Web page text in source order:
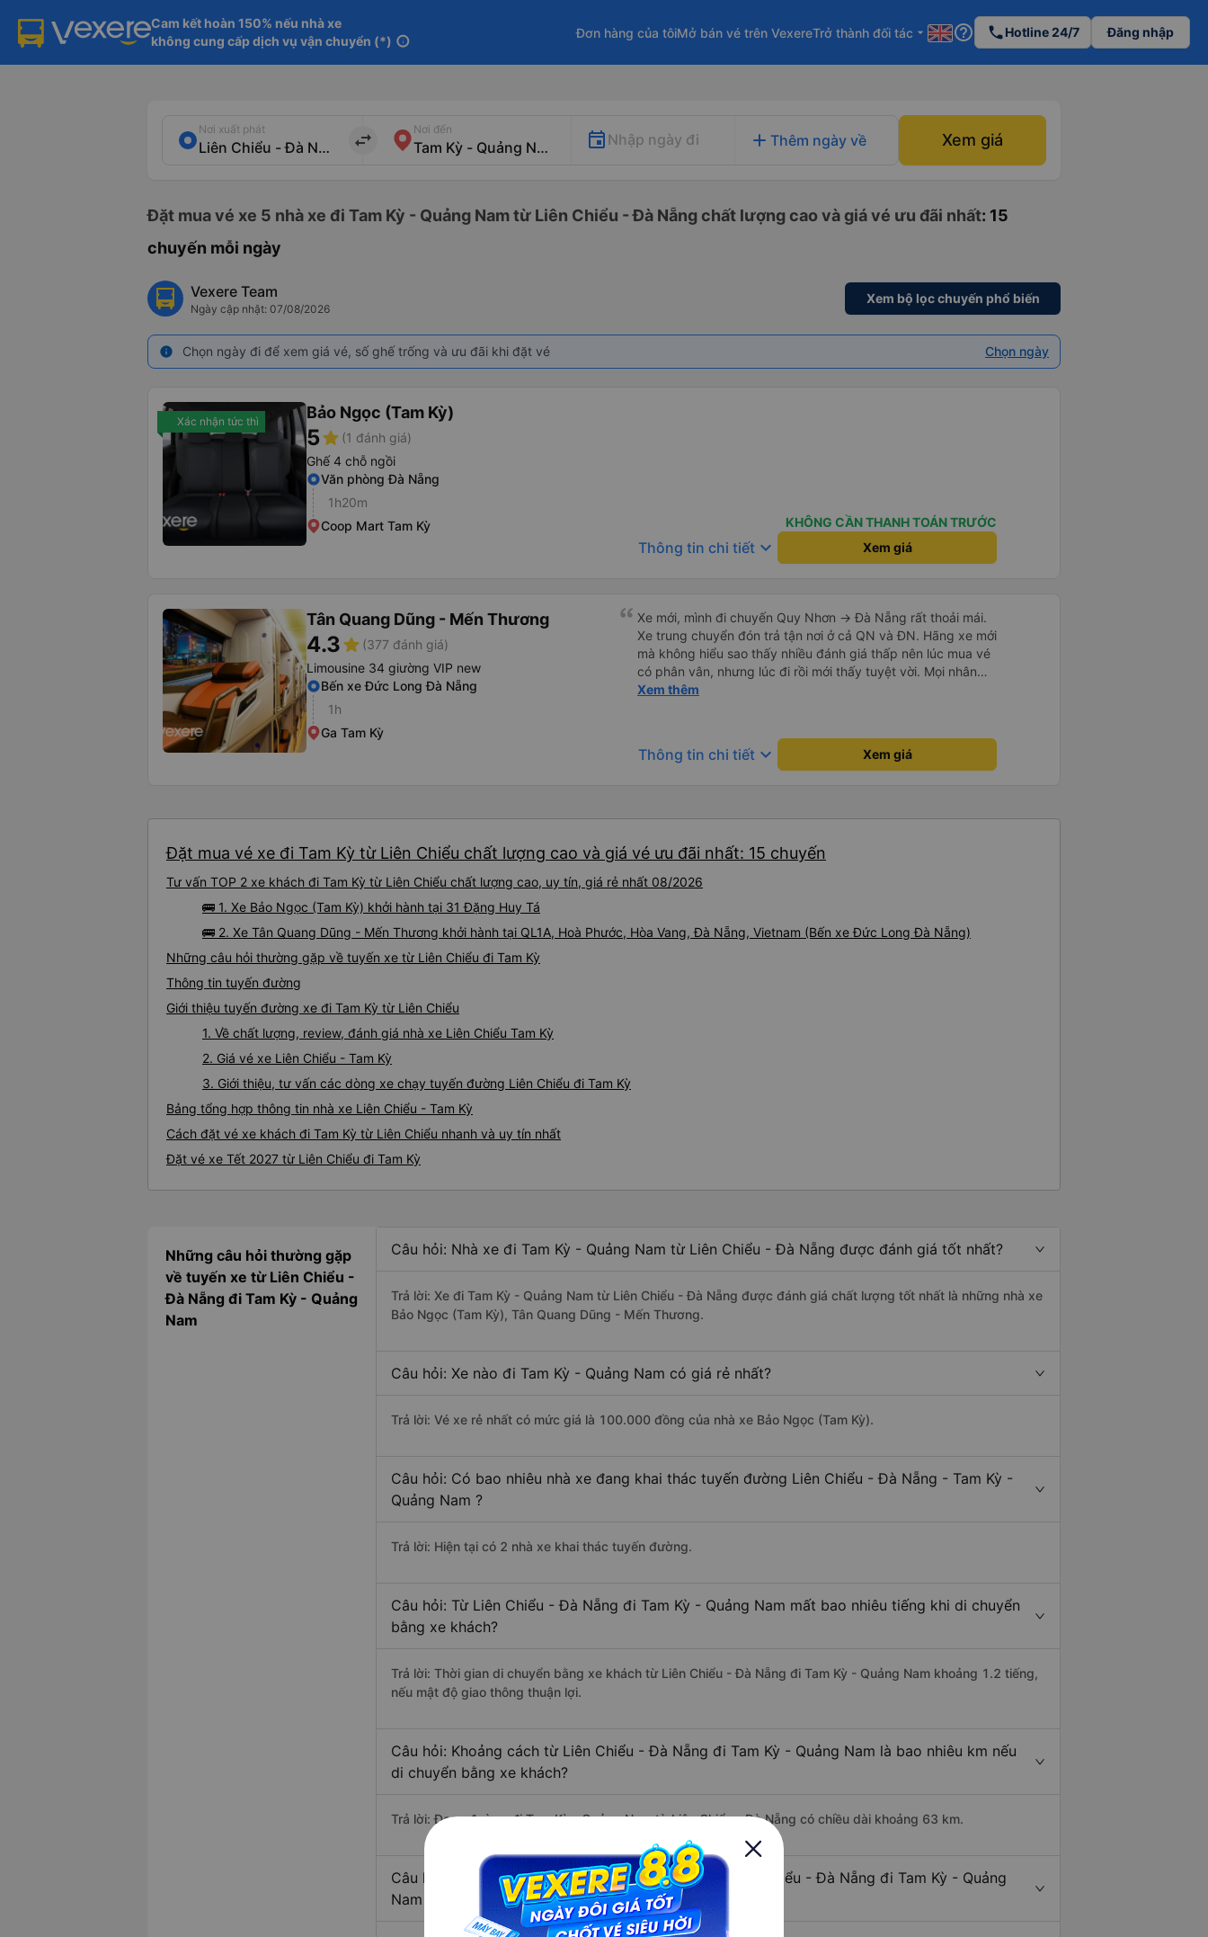
Cam kết hoàn 150% nếu nhà xe
không cung cấp dịch vụ vận chuyển (*) info
Đơn hàng của tôiMở bán vé trên VexereTrở thành đối tác arrow_drop_down help_outline phoneHotline 24/7 Đăng nhập
Nơi xuất phát
import_export
Nơi đến
Nhập ngày đi add Thêm ngày về Xem giá
Đặt mua vé xe 5 nhà xe đi Tam Kỳ - Quảng Nam từ Liên Chiểu - Đà Nẵng chất lượng cao và giá vé ưu đãi nhất: 15
chuyến mỗi ngày
Vexere Team
Ngày cập nhật: 07/08/2026
Xem bộ lọc chuyến phổ biến
info Chọn ngày đi để xem giá vé, số ghế trống và ưu đãi khi đặt vé Chọn ngày
Xác nhận tức thì Bảo Ngọc (Tam Kỳ)
5star (1 đánh giá)
Ghế 4 chỗ ngồi
Văn phòng Đà Nẵng
1h20m
Coop Mart Tam Kỳ
KHÔNG CẦN THANH TOÁN TRƯỚC
Thông tin chi tiết keyboard_arrow_down Xem giá
Tân Quang Dũng - Mến Thương
4.3star (377 đánh giá)
Limousine 34 giường VIP new
Bến xe Đức Long Đà Nẵng
1h
Ga Tam Kỳ
Xe mới, mình đi chuyến Quy Nhơn -> Đà Nẵng rất thoải mái.
Xe trung chuyển đón trả tận nơi ở cả QN và ĐN. Hãng xe mới
mà không hiểu sao thấy nhiều đánh giá thấp nên lúc mua vé
có phân vân, nhưng lúc đi rồi mới thấy tuyệt vời. Mọi nhân
viên đều thân thiện, nhiệt tình. Nhắn tin cho anh phụ lái nếu
nhẹ rồi :) Xe mới, điều hoà mạnh, sạch sẽ. Không hiểu sao
nhiều đánh giá thấp? Mọi người ủng hộ nhé, mình đi Quy
Xem thêm
Thông tin chi tiết keyboard_arrow_down Xem giá
Đặt mua vé xe đi Tam Kỳ từ Liên Chiểu chất lượng cao và giá vé ưu đãi nhất: 15 chuyến
Tư vấn TOP 2 xe khách đi Tam Kỳ từ Liên Chiểu chất lượng cao, uy tín, giá rẻ nhất 08/2026
🚌 1. Xe Bảo Ngọc (Tam Kỳ) khởi hành tại 31 Đặng Huy Tá
🚌 2. Xe Tân Quang Dũng - Mến Thương khởi hành tại QL1A, Hoà Phước, Hòa Vang, Đà Nẵng, Vietnam (Bến xe Đức Long Đà Nẵng)
Những câu hỏi thường gặp về tuyến xe từ Liên Chiểu đi Tam Kỳ
Thông tin tuyến đường
Giới thiệu tuyến đường xe đi Tam Kỳ từ Liên Chiểu
1. Về chất lượng, review, đánh giá nhà xe Liên Chiểu Tam Kỳ
2. Giá vé xe Liên Chiểu - Tam Kỳ
3. Giới thiệu, tư vấn các dòng xe chạy tuyến đường Liên Chiểu đi Tam Kỳ
Bảng tổng hợp thông tin nhà xe Liên Chiểu - Tam Kỳ
Cách đặt vé xe khách đi Tam Kỳ từ Liên Chiểu nhanh và uy tín nhất
Đặt vé xe Tết 2027 từ Liên Chiểu đi Tam Kỳ
Những câu hỏi thường gặp
về tuyến xe từ Liên Chiểu -
Đà Nẵng đi Tam Kỳ - Quảng
Nam
Câu hỏi: Nhà xe đi Tam Kỳ - Quảng Nam từ Liên Chiểu - Đà Nẵng được đánh giá tốt nhất?
Trả lời: Xe đi Tam Kỳ - Quảng Nam từ Liên Chiểu - Đà Nẵng được đánh giá chất lượng tốt nhất là những nhà xe
Bảo Ngọc (Tam Kỳ), Tân Quang Dũng - Mến Thương.
Câu hỏi: Xe nào đi Tam Kỳ - Quảng Nam có giá rẻ nhất?
Trả lời: Vé xe rẻ nhất có mức giá là 100.000 đồng của nhà xe Bảo Ngọc (Tam Kỳ).
Câu hỏi: Có bao nhiêu nhà xe đang khai thác tuyến đường Liên Chiểu - Đà Nẵng - Tam Kỳ -
Quảng Nam ?
Trả lời: Hiện tại có 2 nhà xe khai thác tuyến đường.
Câu hỏi: Từ Liên Chiểu - Đà Nẵng đi Tam Kỳ - Quảng Nam mất bao nhiêu tiếng khi di chuyển
bằng xe khách?
Trả lời: Thời gian di chuyển bằng xe khách từ Liên Chiểu - Đà Nẵng đi Tam Kỳ - Quảng Nam khoảng 1.2 tiếng,
nếu mật độ giao thông thuận lợi.
Câu hỏi: Khoảng cách từ Liên Chiểu - Đà Nẵng đi Tam Kỳ - Quảng Nam là bao nhiêu km nếu
di chuyển bằng xe khách?
Trả lời: Đoạn đường đi Tam Kỳ - Quảng Nam từ Liên Chiểu - Đà Nẵng có chiều dài khoảng 63 km.
Câu hỏi: Mỗi ngày có bao nhiêu chuyến xe khách Liên Chiểu - Đà Nẵng đi Tam Kỳ - Quảng
Nam ?